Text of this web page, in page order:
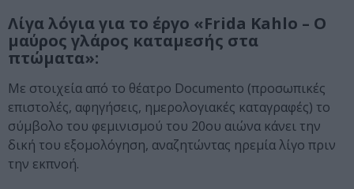
Λίγα λόγια για το έργο «Frida Kahlo – Ο
μαύρος γλάρος καταμεσής στα
πτώματα»:
Με στοιχεία από το θέατρο Documento (προσωπικές
επιστολές, αφηγήσεις, ημερολογιακές καταγραφές) το
σύμβολο του φεμινισμού του 20ου αιώνα κάνει την
δική του εξομολόγηση, αναζητώντας ηρεμία λίγο πριν
την εκπνοή.